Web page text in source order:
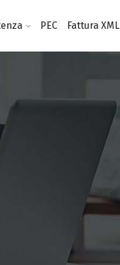
PEC Fattura XML